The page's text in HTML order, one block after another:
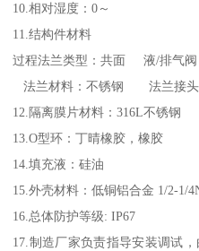
10.相对湿度：0～
11.结构件材料
过程法兰类型：共面 液/排气阀
法兰材料：不锈钢 法兰接头
12.隔离膜片材料：316L不锈钢
13.O型环：丁晴橡胶，橡胶
14.填充液：硅油
15.外壳材料：低铜铝合金 1/2-1/
16.总体防护等级: IP67
17.制造厂家负责指导安装调试